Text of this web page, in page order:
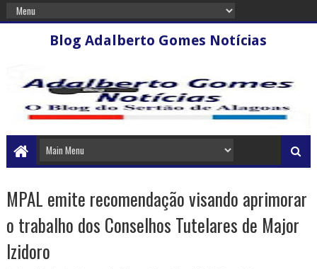
Blog Adalberto Gomes Notícias
MPAL emite recomendação visando aprimorar
o trabalho dos Conselhos Tutelares de Major
Izidoro